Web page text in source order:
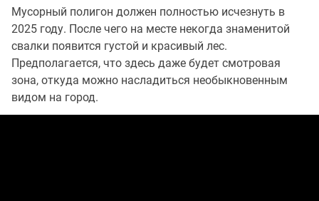
Мусорный полигон должен полностью исчезнуть в
2025 году. После чего на месте некогда знаменитой
свалки появится густой и красивый лес.
Предполагается, что здесь даже будет смотровая
зона, откуда можно насладиться необыкновенным
видом на город.